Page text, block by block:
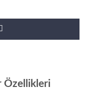
Özellikleri